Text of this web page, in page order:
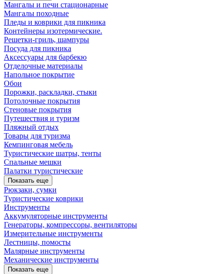
Мангалы и печи стационарные
Мангалы походные
Пледы и коврики для пикника
Контейнеры изотермические.
Решетки-гриль, шампуры
Посуда для пикника
Аксессуары для барбекю
Отделочные материалы
Напольное покрытие
Обои
Порожки, раскладки, стыки
Потолочные покрытия
Стеновые покрытия
Путешествия и туризм
Пляжный отдых
Товары для туризма
Кемпинговая мебель
Туристические шатры, тенты
Спальные мешки
Палатки туристические
Показать еще
Рюкзаки, сумки
Туристические коврики
Инструменты
Аккумуляторные инструменты
Генераторы, компрессоры, вентиляторы
Измерительные инструменты
Лестницы, помосты
Малярные инструменты
Механические инструменты
Показать еще